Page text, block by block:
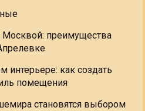
Москвой: преимущества
как создать
помещения
становятся выбором